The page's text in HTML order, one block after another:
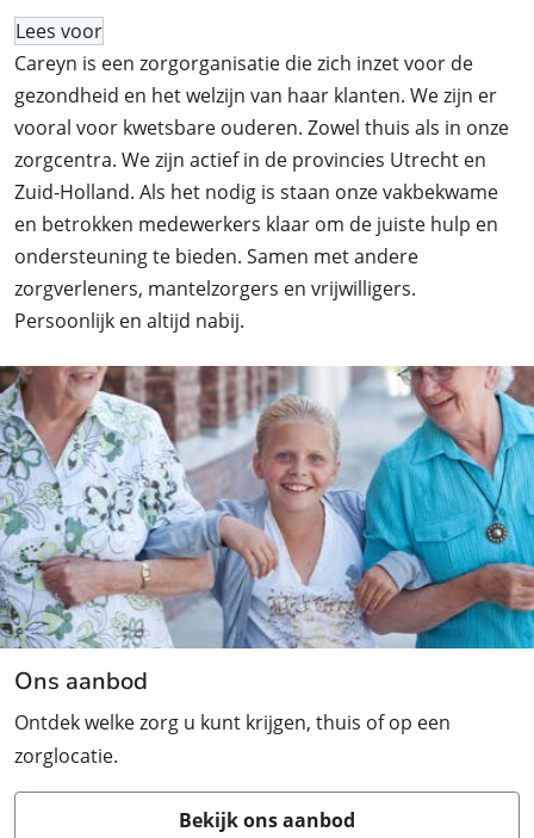
Lees voor
Careyn is een zorgorganisatie die zich inzet voor de
gezondheid en het welzijn van haar klanten. We zijn er
vooral voor kwetsbare ouderen. Zowel thuis als in onze
zorgcentra. We zijn actief in de provincies Utrecht en
Zuid-Holland. Als het nodig is staan onze vakbekwame
en betrokken medewerkers klaar om de juiste hulp en
ondersteuning te bieden. Samen met andere
zorgverleners, mantelzorgers en vrijwilligers.
Persoonlijk en altijd nabij.
Ons aanbod
Ontdek welke zorg u kunt krijgen, thuis of op een
zorglocatie.
Bekijk ons aanbod